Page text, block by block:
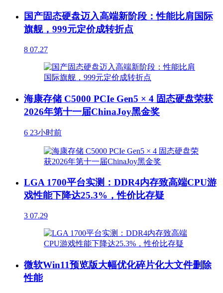
国产固态硬盘迈入高端新阶段：性能比肩国际
旗舰，999元定价成转折点
8 07.27
海康存储 C5000 PCIe Gen5 × 4 固态硬盘荣获
2026年第十一届ChinaJoy黑金奖
6 23小时前
LGA 1700平台实测：DDR4内存致高端CPU游
戏性能下降达25.3%，性价比存疑
3 07.29
微软Win11预览版大幅优化碎片化大文件删除
性能